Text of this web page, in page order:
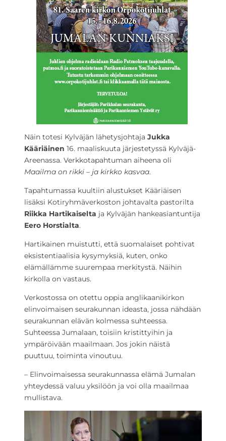
Näin totesi Kylväjän lähetysjohtaja Jukka
Kääriäinen 16. maaliskuuta järjestetyssä Kylväjä-
Areenassa. Verkkotapahtuman aiheena oli
Maailma on rikki – ja kirkko kasvaa.
Tapahtumassa kuultiin alustukset Kääriäisen
lisäksi Kotiryhmäverkoston johtavalta pastorilta
Riikka Hartikaiselta ja Kylväjän hankeasiantuntija
Eero Horstialta.
Hartikainen muistutti, että suomalaiset pohtivat
eksistentiaalisia kysymyksiä, kuten, onko
elämällämme suurempaa merkitystä. Näihin
kirkolla on vastaus.
Verkostossa on otettu oppia anglikaanikirkon
elinvoimaisen seurakunnan ideasta, jossa nähdään
seurakunnan elävän kolmessa suhteessa.
Suhteessa Jumalaan, toisiin kristittyihin ja
ympäröivään maailmaan. Jos jokin näistä
puuttuu, toiminta vinoutuu.
– Elinvoimaisessa seurakunnassa elämä Jumalan
yhteydessä valuu yksilöön ja voi olla maailmaa
mullistava.